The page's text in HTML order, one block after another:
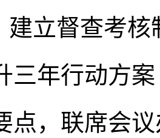
建立督查考
三年行动方
点，联席会